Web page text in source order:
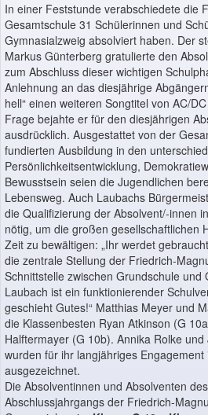
In einer Feststunde verabschiedete die
Gesamtschule 31 Schülerinnen und
Gymnasialzweig absolviert haben. Der
Markus Günterberg gratulierte den
zum Abschluss dieser wichtigen
Anlehnung an das diesjährige
hell“ einen weiteren Songtitel von AC/
Frage bejahte er für den diesjährigen
ausdrücklich. Ausgestattet von der
fundierten Ausbildung in den
Persönlichkeitsentwicklung,
Bewusstsein seien die Jugendlichen
Lebensweg. Auch Laubachs
die Qualifizierung der Absolvent/-innen
nötig, um die großen gesellschaftlichen
Zeit zu bewältigen: „Ihr werdet
die zentrale Stellung der Friedrich-
Schnittstelle zwischen Grundschule und
Laubach ist ein funktionierender
geschieht Gutes!“ Matthias Meyer und
die Klassenbesten Ryan Atkinson (G
Halftermayer (G 10b). Annika Rolke
wurden für ihr langjähriges
ausgezeichnet.
Die Absolventinnen und Absolventen
Abschlussjahrgangs der Friedrich-